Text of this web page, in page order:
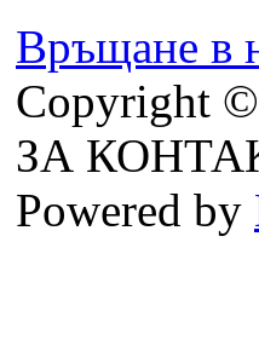
Връщане в
Copyright
ЗА
Powered by